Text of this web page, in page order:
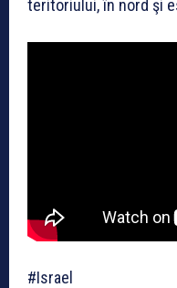
teritoriului, în nord şi
#Israel